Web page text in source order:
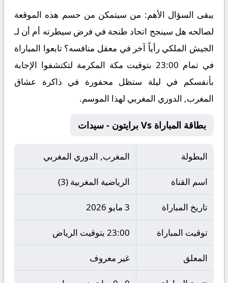
يبقى السؤال الأهم: من سيتمكن من حسم هذه الموقعة
لصالحه هل سينجح اتحاد طنجة في فرض سيطرته أم أن لـ
الجيش الملكي رأياً آخر في معقل منافسه؟ تابعوا المباراة
في تمام 23:00 بتوقيت مكة المكرمة لتكتشفوا الإجابة
بأنفسكم في ليلة ستظل محفورة في ذاكرة عشاق
المغرب, الدوري المغربي لهذا الموسم.
بطاقة المباراة Vs برايتون - سيدات
البطولة المغرب, الدوري المغربي
اسم القناة الرياضية المغربية (3)
تاريخ المباراة 3 مايو 2026
توقيت المباراة 23:00 بتوقيت الرياض
المعلق غير معروف